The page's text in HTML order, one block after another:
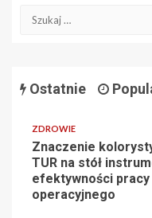
Szukaj:
Ostatnie
ZDROWIE
Znaczenie
TUR na stół
efektywności pracy
operacyjnego